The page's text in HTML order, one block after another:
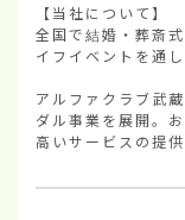
【当社について】
全国で結婚・葬斎
イフイベントを通
アルファクラブ武
ダル事業を展開。
高いサービスの提